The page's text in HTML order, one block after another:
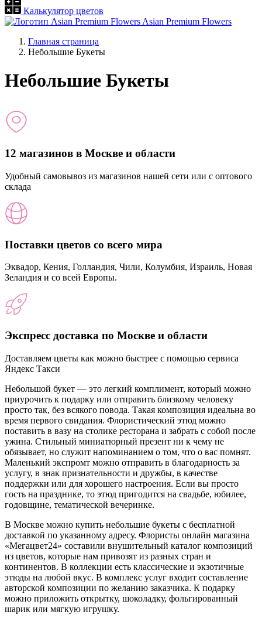
Калькулятор цветов
Asian Premium Flowers
Главная страница
Небольшие Букеты
Небольшие Букеты
12 магазинов в Москве и области
Удобный самовывоз из магазинов нашей сети или с оптового
склада
Поставки цветов со всего мира
Эквадор, Кения, Голландия, Чили, Колумбия, Израиль, Новая
Зеландия и со всей Европы.
Экспресс доставка по Москве и области
Доставляем цветы как можно быстрее с помощью сервиса
Яндекс Такси
Небольшой букет — это легкий комплимент, который можно
приурочить к подарку или отправить близкому человеку
просто так, без всякого повода. Такая композиция идеальна во
время первого свидания. Флористический этюд можно
поставить в вазу на столике ресторана и забрать с собой после
ужина. Стильный миниатюрный презент ни к чему не
обязывает, но служит напоминанием о том, что о вас помнят.
Маленький экспромт можно отправить в благодарность за
услугу, в знак признательности и дружбы, в качестве
поддержки или для хорошего настроения. Если вы просто
гость на празднике, то этюд пригодится на свадьбе, юбилее,
годовщине, тематической вечеринке.
В Москве можно купить небольшие букеты с бесплатной
доставкой по указанному адресу. Флористы онлайн магазина
«Мегацвет24» составили внушительный каталог композиций
из цветов, которые нам привозят из разных стран и
континентов. В коллекции есть классические и экзотичные
этюды на любой вкус. В комплекс услуг входит составление
авторской композиции по желанию заказчика. К подарку
можно приложить открытку, шоколадку, фольгированный
шарик или мягкую игрушку.